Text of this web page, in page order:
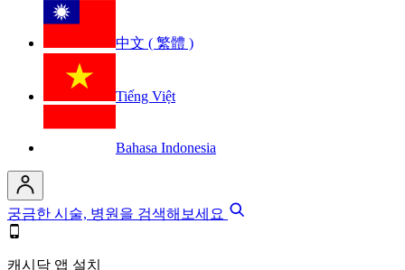
中文 ( 繁體 )
Tiếng Việt
Bahasa Indonesia
궁금한 시술, 병원을 검색해보세요
캐시닥 앱 설치